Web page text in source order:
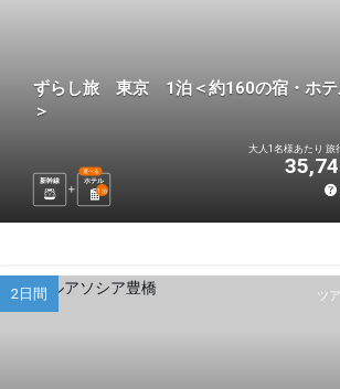
ずらし旅 東京 1泊＜約160の宿・ホテ
＞
新幹線 ホテル
選べる
1 泊
大人1名様あたり 旅
ツ
2日間